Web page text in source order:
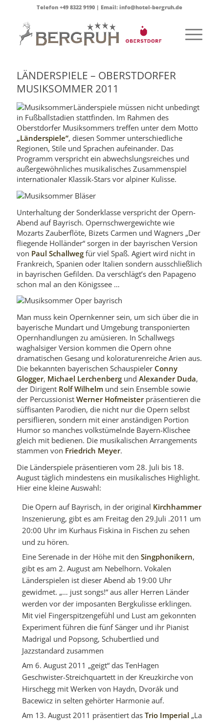
Telefon +49 8322 9190 | Email: info@hotel-bergruh.de
LÄNDERSPIELE – OBERSTDORFER
MUSIKSOMMER 2011
Länderspiele müssen nicht unbedingt
in Fußballstadien stattfinden. Im Rahmen des
Oberstdorfer Musiksommers treffen unter dem Motto
„Länderspiele“, diesen Sommer unterschiedliche
Regionen, Stile und Sprachen aufeinander. Das
Programm verspricht ein abwechslungsreiches und
außergewöhnliches musikalisches Zusammenspiel
internationaler Klassik-Stars vor alpiner Kulisse.
Unterhaltung der Sonderklasse verspricht der Opern-
Abend auf Bayrisch. Opernschwergewichte wie
Mozarts Zauberflöte, Bizets Carmen und Wagners „Der
fliegende Holländer“ sorgen in der bayrischen Version
von Paul Schallwegfür viel Spaß. Agiert wird nicht in
Frankreich, Spanien oder Italien sondern ausschließlich
in bayrischen Gefilden. Da verschlägt’s den Papageno
schon mal an den Königssee …
Man muss kein Opernkenner sein, um sich über die in
bayerische Mundart und Umgebung transponierten
Opernhandlungen zu amüsieren. In Schallwegs
waghalsiger Version kommen die Opern ohne
dramatischen Gesang und koloraturenreiche Arien aus.
Die bekannten bayerischen Schauspieler Conny
Glogger, Michael Lerchenbergund Alexander Duda,
der Dirigent Rolf Wilhelmund sein Ensemble sowie
der Percussionist Werner Hofmeisterpräsentieren die
süffisanten Parodien, die nicht nur die Opern selbst
persiflieren, sondern mit einer anständigen Portion
Humor so manches volkstümelnde Bayern-Klischee
gleich mit bedienen. Die musikalischen Arrangements
stammen von Friedrich Meyer.
Die Länderspiele präsentieren vom 28. Juli bis 18.
August täglich mindestens ein musikalisches Highlight.
Hier eine kleine Auswahl:
Die Opern auf Bayrisch, in der original Kirchhammer
Inszenierung, gibt es am Freitag den 29.Juli .2011 um
20:00 Uhr im Kurhaus Fiskina in Fischen zu sehen
und zu hören.
Eine Serenade in der Höhe mit denSingphonikern,
gibt es am 2. August am Nebelhorn. Vokalen
Länderspielen ist dieser Abend ab 19:00 Uhr
gewidmet. „… just songs!“ aus aller Herren Länder
werden vor der imposanten Bergkulisse erklingen.
Mit viel Fingerspitzengefühl und Lust am gekonnten
Experiment führen die fünf Sänger und ihr Pianist
Madrigal und Popsong, Schubertlied und
Jazzstandard zusammen
Am 6. August 2011 „geigt“ das TenHagen
Geschwister-Streichquartett in der Kreuzkirche von
Hirschegg mit Werken von Haydn, Dvorák und
Bacewicz in selten gehörter Harmonie auf.
Am 13. August 2011 präsentiert dasTrio Imperial „La